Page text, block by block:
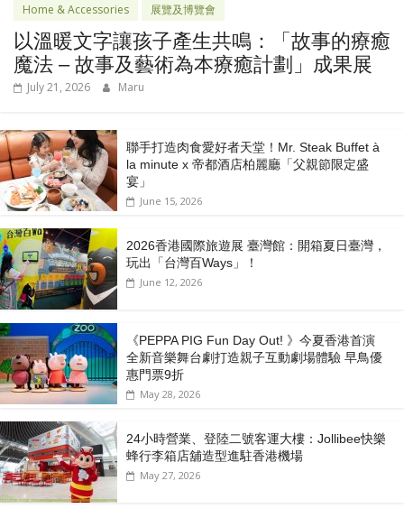
Home & Accessories 展覽及博覽會
以溫暖文字讓孩子產生共鳴：「故事的療癒
魔法 – 故事及藝術為本療癒計劃」成果展
July 21, 2026 Maru
聯手打造肉食愛好者天堂！Mr. Steak Buffet à
la minute x 帝都酒店柏麗廳「⽗親節限定盛
宴」
June 15, 2026
2026香港國際旅遊展 臺灣館：開箱夏日臺灣，
玩出「台灣百Ways」！
June 12, 2026
《PEPPA PIG Fun Day Out! 》今夏香港首演
全新音樂舞台劇打造親子互動劇場體驗 早鳥優
惠門票9折
May 28, 2026
24小時營業、登陸二號客運大樓：Jollibee快樂
蜂行李箱店舖造型進駐香港機場
May 27, 2026